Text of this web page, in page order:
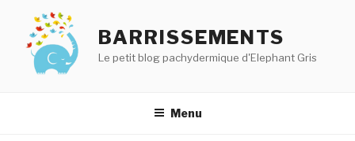
contenu
principal
BARRISSEMENTS
Le petit blog pachydermique d'Elephant Gris
Menu